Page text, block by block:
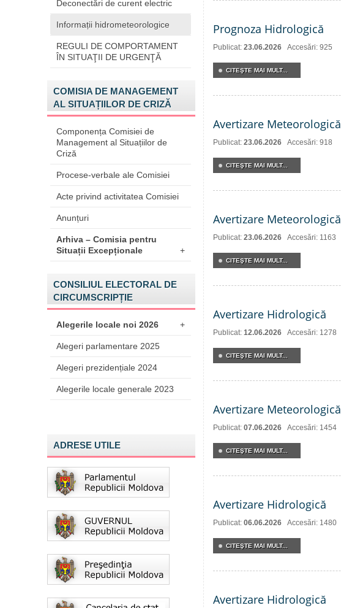
Deconectări de curent electric
Informații hidrometeorologice
REGULI DE COMPORTAMENT
ÎN SITUAŢII DE URGENŢĂ
COMISIA DE MANAGEMENT
AL SITUAȚIILOR DE CRIZĂ
Componența Comisiei de
Management al Situațiilor de
Criză
Procese-verbale ale Comisiei
Acte privind activitatea Comisiei
Anunțuri
Arhiva – Comisia pentru
Situații Excepționale
+
CONSILIUL ELECTORAL DE
CIRCUMSCRIPȚIE
Alegerile locale noi 2026 +
Alegeri parlamentare 2025
Alegeri prezidențiale 2024
Alegerile locale generale 2023
ADRESE UTILE
Prognoza Hidrologică
Publicat: 23.06.2026 Accesări: 925
CITEŞTE MAI MULT...
Avertizare Meteorologică
Publicat: 23.06.2026 Accesări: 918
CITEŞTE MAI MULT...
Avertizare Meteorologică
Publicat: 23.06.2026 Accesări: 1163
CITEŞTE MAI MULT...
Avertizare Hidrologică
Publicat: 12.06.2026 Accesări: 1278
CITEŞTE MAI MULT...
Avertizare Meteorologică
Publicat: 07.06.2026 Accesări: 1454
CITEŞTE MAI MULT...
Avertizare Hidrologică
Publicat: 06.06.2026 Accesări: 1480
CITEŞTE MAI MULT...
Avertizare Hidrologică